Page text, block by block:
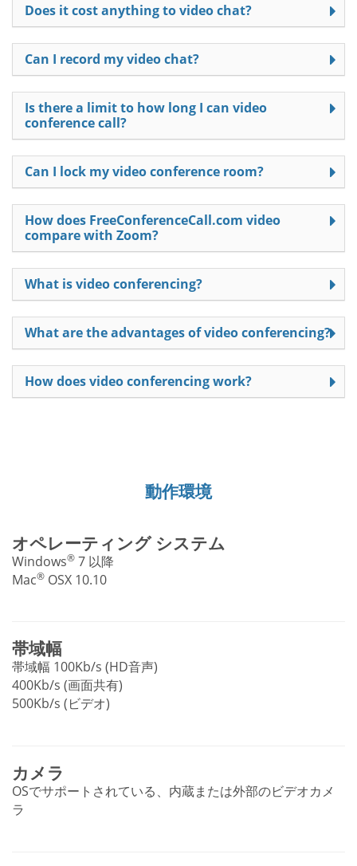
Does it cost anything to video chat?
Can I record my video chat?
Is there a limit to how long I can video
conference call?
Can I lock my video conference room?
How does FreeConferenceCall.com video
compare with Zoom?
What is video conferencing?
What are the advantages of video conferencing?
How does video conferencing work?
動作環境
オペレーティング システム
Windows® 7 以降
Mac® OSX 10.10
帯域幅
帯域幅 100Kb/s (HD音声)
400Kb/s (画面共有)
500Kb/s (ビデオ)
カメラ
OSでサポートされている、内蔵または外部のビデオカメ
ラ